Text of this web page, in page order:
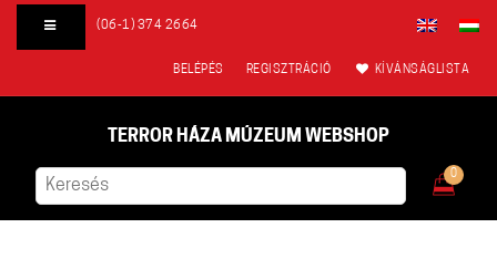
(06-1) 374 2664
BELÉPÉS REGISZTRÁCIÓ KÍVÁNSÁGLISTA
TERROR HÁZA MÚZEUM WEBSHOP
0